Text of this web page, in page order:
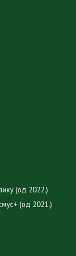
(од 2022.)
(од 2021.)